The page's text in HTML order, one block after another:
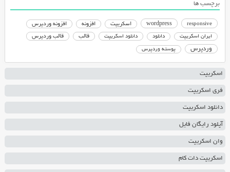
برچسب ها
responsive
wordpress اسکریپت افزونه افزونه وردپرس
ایران اسکریپت دانلود دانلود اسکریپت قالب قالب وردپرس
وردپرس پوسته وردپرس
اسکریپت
فری اسکریپت
دانلود اسکریپت
آپلود رایگان فایل
وان اسکریپت
اسکریپت دات کام